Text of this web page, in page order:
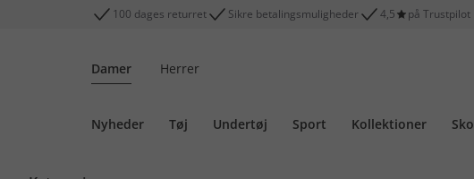
100 dages returret Sikre betalingsmuligheder 4,5 på Trustpilot
Damer Herrer
Nyheder Tøj Undertøj Sport Kollektioner Sko